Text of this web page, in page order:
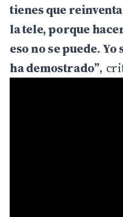
tienes que
la tele, porque
eso no se puede.
ha demostrado”,